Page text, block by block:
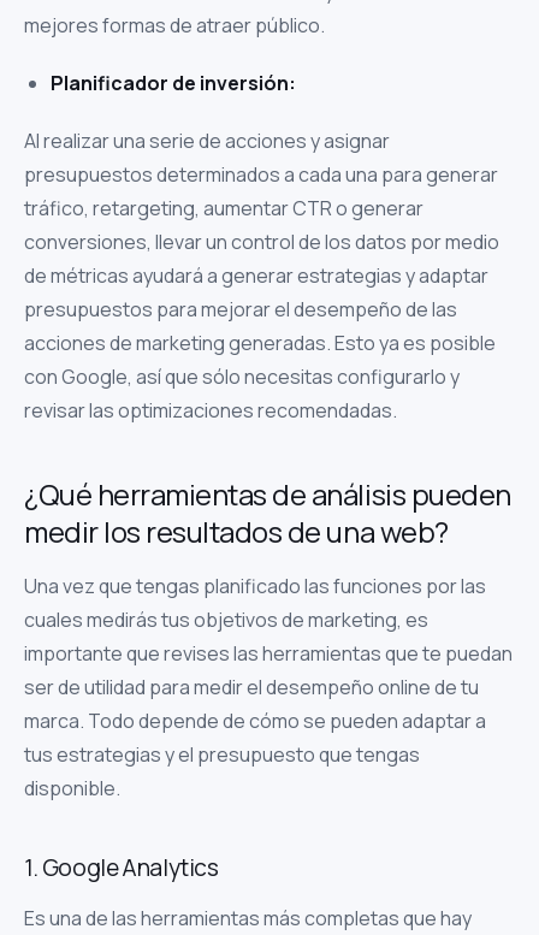
mejores formas de atraer público.
Planificador de inversión:
Al realizar una serie de acciones y asignar
presupuestos determinados a cada una para generar
tráfico, retargeting, aumentar CTR o generar
conversiones, llevar un control de los datos por medio
de métricas ayudará a generar estrategias y adaptar
presupuestos para mejorar el desempeño de las
acciones de marketing generadas. Esto ya es posible
con Google, así que sólo necesitas configurarlo y
revisar las optimizaciones recomendadas.
¿Qué herramientas de análisis pueden
medir los resultados de una web?
Una vez que tengas planificado las funciones por las
cuales medirás tus objetivos de marketing, es
importante que revises las herramientas que te puedan
ser de utilidad para medir el desempeño online de tu
marca. Todo depende de cómo se pueden adaptar a
tus estrategias y el presupuesto que tengas
disponible.
1. Google Analytics
Es una de las herramientas más completas que hay